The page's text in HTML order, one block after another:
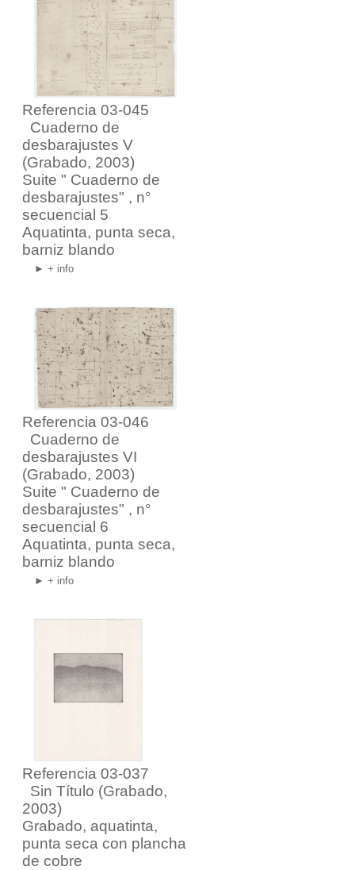
Referencia 03-045
Cuaderno de
desbarajustes V
(Grabado, 2003)
Suite " Cuaderno de
desbarajustes" , n°
secuencial 5
Aquatinta, punta seca,
barniz blando
► + info
Referencia 03-046
Cuaderno de
desbarajustes VI
(Grabado, 2003)
Suite " Cuaderno de
desbarajustes" , n°
secuencial 6
Aquatinta, punta seca,
barniz blando
► + info
Referencia 03-037
Sin Título (Grabado,
2003)
Grabado, aquatinta,
punta seca con plancha
de cobre